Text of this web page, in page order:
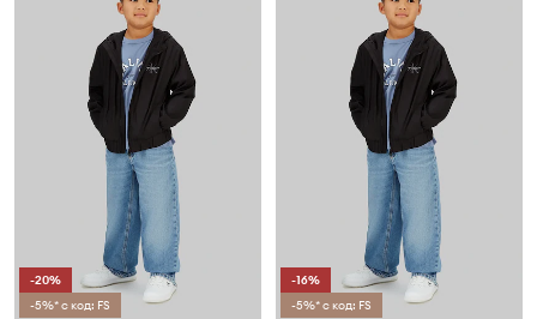
-20%
-5%* с код: FS
-16%
-5%* с код: FS